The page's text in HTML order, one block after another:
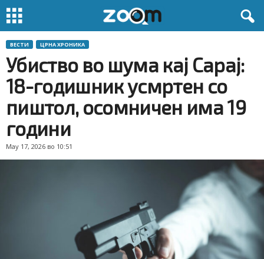
ВЕСТИ ЦРНА ХРОНИКА
Убиство во шума кај Сарај:
18-годишник усмртен со
пиштол, осомничен има 19
години
May 17, 2026 во 10:51